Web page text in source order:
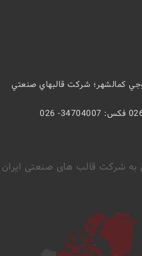
خروجي كمالشهر؛ شركت قالبهاي صنعتي
شرکت قالب های صنعتی ایران